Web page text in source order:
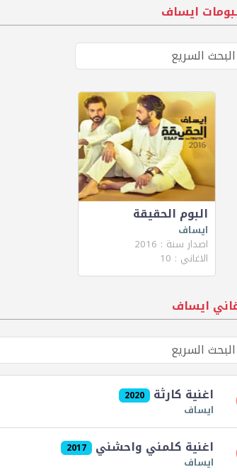
ايساف
البوم الحقيقة
ايساف
اصدار سنة : 2016
الاغاني : 10
ايساف
اغنية كارثة 2020
ايساف
اغنية كلمني واحشني 2017
ايساف